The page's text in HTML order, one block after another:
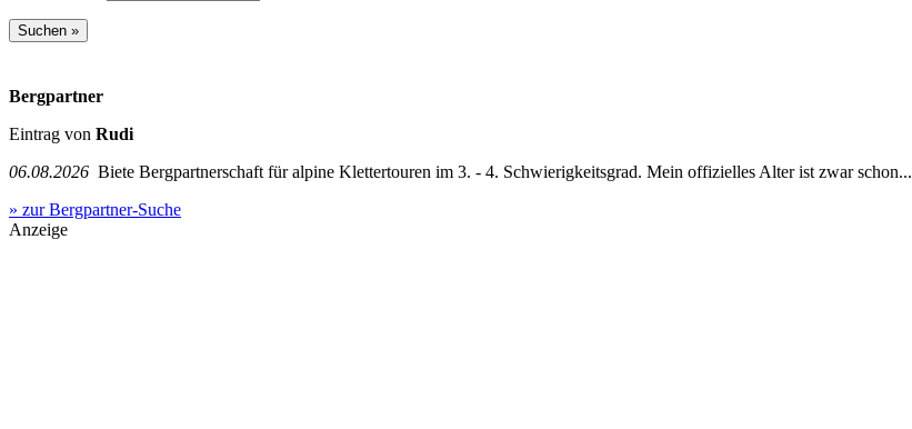
Bergpartner
Eintrag von Rudi
06.08.2026 Biete Bergpartnerschaft für alpine Klettertouren im 3. - 4. Schwierigkeitsgrad. Mein offizielles Alter ist zwar schon...
» zur Bergpartner-Suche
Anzeige